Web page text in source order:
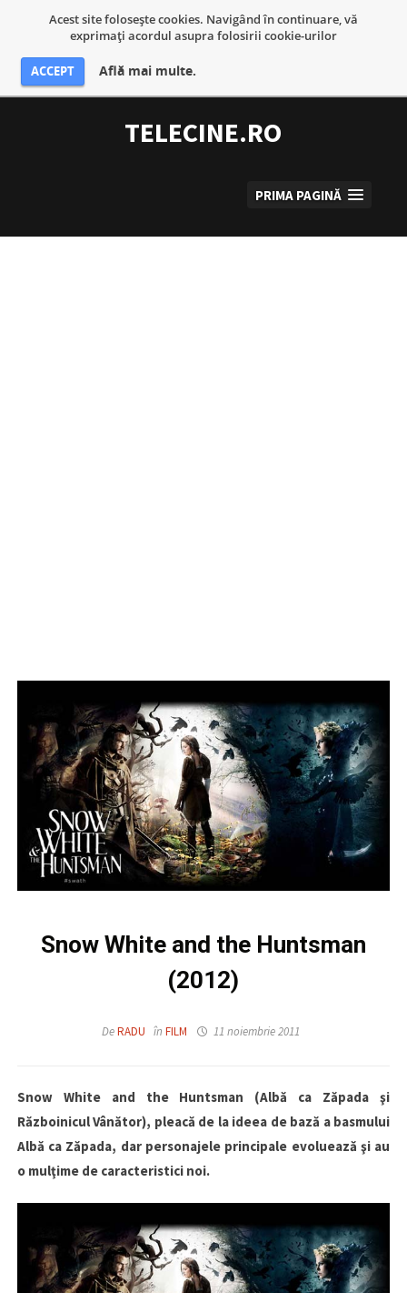
Acest site foloseşte cookies. Navigând în continuare, vă
exprimaţi acordul asupra folosirii cookie-urilor
ACCEPT Află mai multe.
conținut
TELECINE.RO
PRIMA PAGINĂ
Snow White and the Huntsman
(2012)
DeRADU în FILM 11 noiembrie 2011
Snow White and the Huntsman (Albă ca Zăpada şi
Războinicul Vânător), pleacă de la ideea de bază a basmului
Albă ca Zăpada, dar personajele principale evoluează şi au
o mulţime de caracteristici noi.